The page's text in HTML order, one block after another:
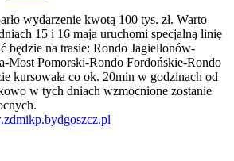
wydarzenie kwotą 100 tys. zł. Warto
15 i 16 maja uruchomi specjalną linię
będzie na trasie: Rondo Jagiellonów-
Most Pomorski-Rondo Fordońskie-Rondo
kursowała co ok. 20min w godzinach od
w tych dniach wzmocnione zostanie